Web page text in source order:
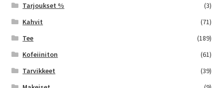
Tarjoukset %
(3)
Kahvit
(71)
Tee
(189)
Kofeiiniton
(61)
Tarvikkeet
(39)